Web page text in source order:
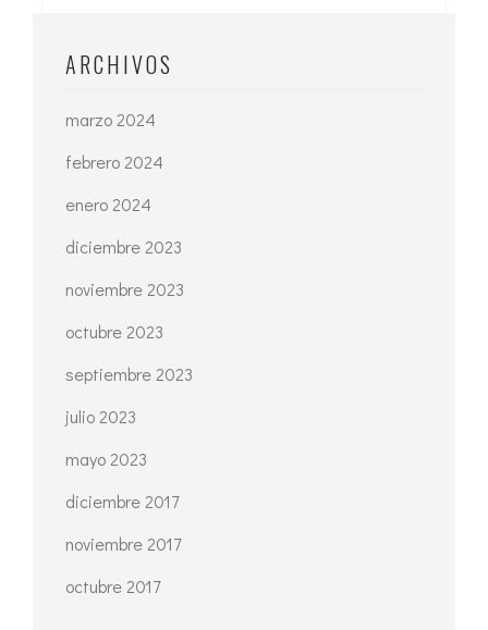
ARCHIVOS
marzo 2024
febrero 2024
enero 2024
diciembre 2023
noviembre 2023
octubre 2023
septiembre 2023
julio 2023
mayo 2023
diciembre 2017
noviembre 2017
octubre 2017